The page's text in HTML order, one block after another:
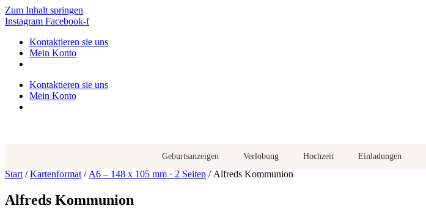
Zum Inhalt springen
Instagram Facebook-f
Kontaktieren sie uns
Mein Konto
Kontaktieren sie uns
Mein Konto
Geburtsanzeigen Verlobung Hochzeit Einladungen
Start /Kartenformat / A6 – 148 x 105 mm · 2 Seiten / Alfreds Kommunion
Alfreds Kommunion